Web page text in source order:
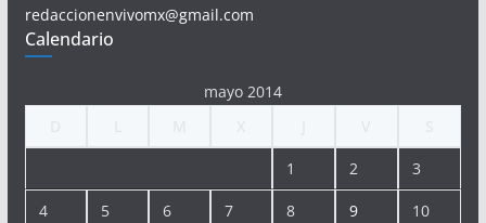
redaccionenvivomx@gmail.com
Calendario
mayo 2014
1 2 3
4 5 6 7 8 9 10